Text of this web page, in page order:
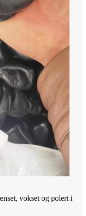
vokset og polert i